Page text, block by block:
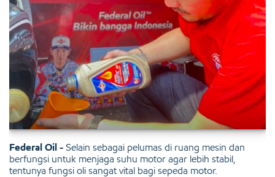
Federal Oil - Selain sebagai pelumas di ruang mesin dan
berfungsi untuk menjaga suhu motor agar lebih stabil,
tentunya fungsi oli sangat vital bagi sepeda motor.